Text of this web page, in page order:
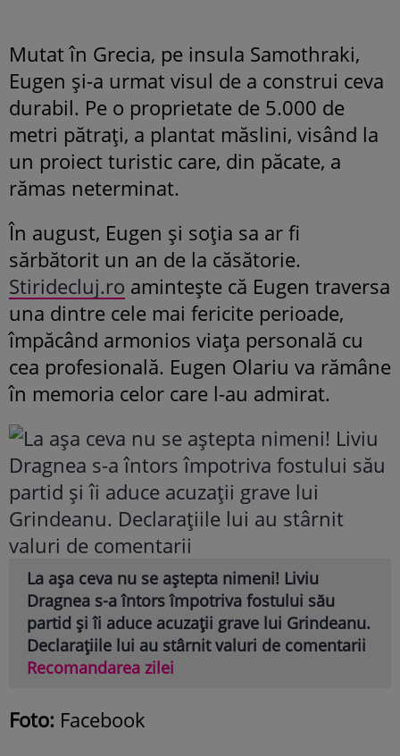
Mutat în Grecia, pe insula Samothraki,
Eugen și-a urmat visul de a construi ceva
durabil. Pe o proprietate de 5.000 de
metri pătrați, a plantat măslini, visând la
un proiect turistic care, din păcate, a
rămas neterminat.
În august, Eugen și soția sa ar fi
sărbătorit un an de la căsătorie.
Stiridecluj.ro amintește că Eugen traversa
una dintre cele mai fericite perioade,
împăcând armonios viața personală cu
cea profesională. Eugen Olariu va rămâne
în memoria celor care l-au admirat.
La așa ceva nu se aștepta nimeni! Liviu
Dragnea s-a întors împotriva fostului său
partid și îi aduce acuzații grave lui Grindeanu.
Declarațiile lui au stârnit valuri de comentarii
Recomandarea zilei
Foto: Facebook